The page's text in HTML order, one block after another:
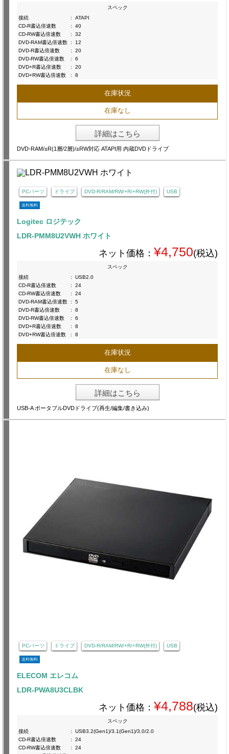
スペック
接続
:
ATAPI
CD-R書込倍速数
:
40
CD-RW書込倍速数
:
32
DVD-RAM書込倍速数 :
12
DVD-R書込倍速数
:
20
DVD-RW書込倍速数
:
6
DVD+R書込倍速数
:
20
DVD+RW書込倍速数
: 8
在庫状況
在庫なし
詳細はこちら
DVD-RAM/±R(1層/2層)/±RW対応 ATAPI用 内蔵DVDドライブ
PCパーツ ドライブ DVD-R/RAM/RW/+R/+RW(外付) USB
送料無料
Logitec ロジテック
LDR-PMM8U2VWH ホワイト
ネット価格： ¥4,750(税込)
スペック
接続
:
USB2.0
CD-R書込倍速数
:
24
CD-RW書込倍速数
:
24
DVD-RAM書込倍速数 :
5
DVD-R書込倍速数
:
8
DVD-RW書込倍速数
:
6
DVD+R書込倍速数
:
8
DVD+RW書込倍速数
: 8
在庫状況
在庫なし
詳細はこちら
USB-A ポータブルDVDドライブ(再生/編集/書き込み)
PCパーツ ドライブ DVD-R/RAM/RW/+R/+RW(外付) USB
送料無料
ELECOM エレコム
LDR-PWA8U3CLBK
ネット価格： ¥4,788(税込)
スペック
接続
:
USB3.2(Gen1)/3.1(Gen1)/3.0/2.0
CD-R書込倍速数
:
24
CD-RW書込倍速数
:
24